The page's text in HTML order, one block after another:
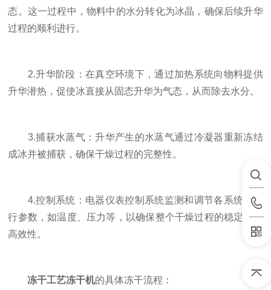
态。这一过程中，物料中的水分转化为冰晶，确保后续升华
过程的顺利进行。
2.升华阶段：在真空环境下，通过加热系统向物料提供
升华潜热，促使冰直接从固态升华为气态，从而除去水分。
3.捕获水蒸气：升华产生的水蒸气通过冷凝器重新冻结
成冰并被捕获，确保干燥过程的完整性。
4.控制系统：电器仪表控制系统监测和调节各系统的运
行参数，如温度、压力等，以确保整个干燥过程的稳定性和
高效性。
冻干工艺冻干机的具体冻干流程：